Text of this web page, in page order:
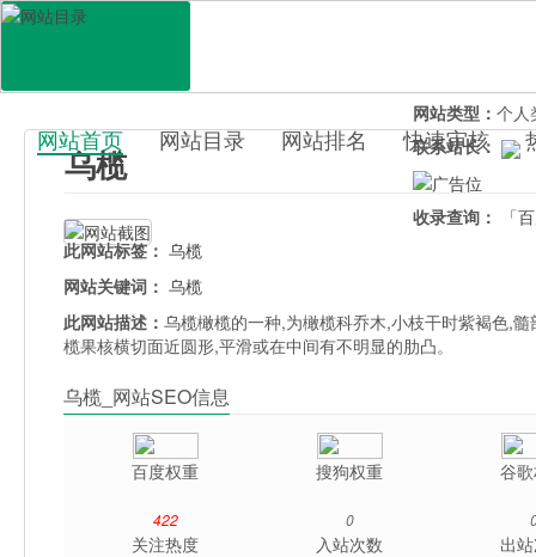
百科目录
网站首页 网站目录 网站排名 快速审核
乌榄
网站类型： 个人
联系站长：
收录查询：
「
此网站标签： 乌榄
网站关键词： 乌榄
此网站描述：乌榄橄榄的一种,为橄榄科乔木,小枝干时紫褐色,
榄果核横切面近圆形,平滑或在中间有不明显的肋凸。
乌榄_网站SEO信息
百度权重 搜狗权重 谷
422
关注热度
0
入站次数 出